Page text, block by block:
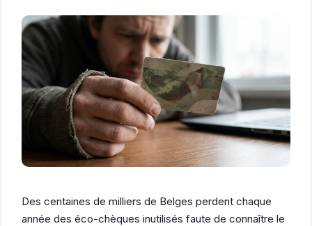
Des centaines de milliers de Belges perdent chaque
année des éco-chèques inutilisés faute de connaître le